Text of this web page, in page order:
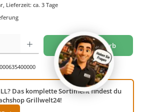
Lieferzeit: ca. 3 Tage
gewünschten Wert ein oder benutze die Schaltflächen um
In den Warenkorb
000635400000
Das komplette Sortiment findest du
Grillwelt24!